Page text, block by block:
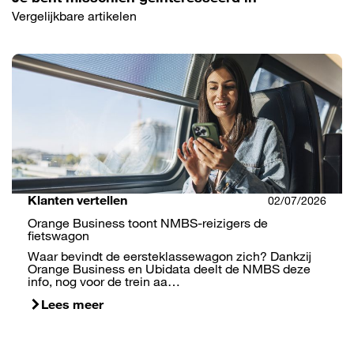
Vergelijkbare artikelen
Klanten vertellen 02/07/2026
Orange Business toont NMBS-reizigers de
fietswagon
Waar bevindt de eersteklassewagon zich? Dankzij
Orange Business en Ubidata deelt de NMBS deze
info, nog voor de trein aa…
Lees meer